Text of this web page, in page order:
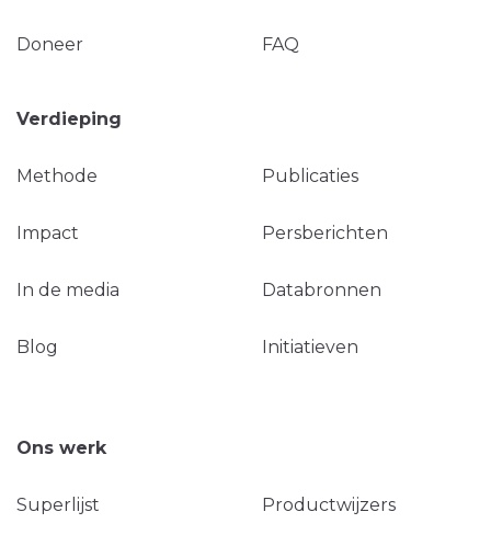
Doneer FAQ
Verdieping
Methode Publicaties
Impact Persberichten
In de media Databronnen
Blog Initiatieven
Ons werk
Superlijst Productwijzers